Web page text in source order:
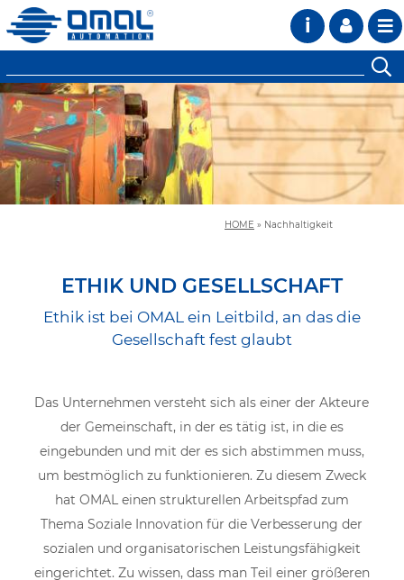
i
HOME » Nachhaltigkeit
ETHIK UND GESELLSCHAFT
Ethik ist bei OMAL ein Leitbild, an das die
Gesellschaft fest glaubt
Das Unternehmen versteht sich als einer der Akteure
der Gemeinschaft, in der es tätig ist, in die es
eingebunden und mit der es sich abstimmen muss,
um bestmöglich zu funktionieren. Zu diesem Zweck
hat OMAL einen strukturellen Arbeitspfad zum
Thema Soziale Innovation für die Verbesserung der
sozialen und organisatorischen Leistungsfähigkeit
eingerichtet. Zu wissen, dass man Teil einer größeren